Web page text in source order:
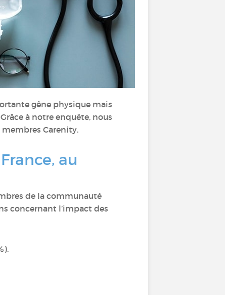
gêne physique mais
à notre enquête, nous
Carenity.
au
de la communauté
concernant l’impact des